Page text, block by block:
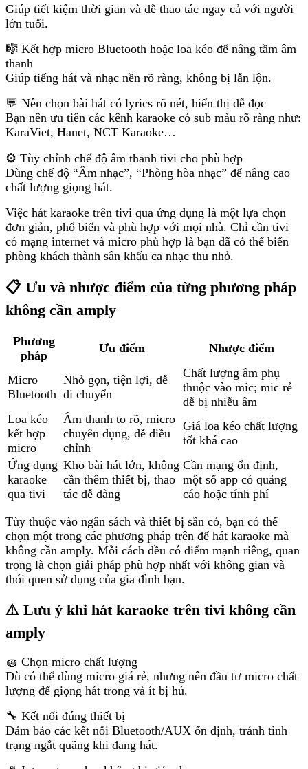
Giúp tiết kiệm thời gian và dễ thao tác ngay cả với người
lớn tuổi.
🎼 Kết hợp micro Bluetooth hoặc loa kéo để nâng tầm âm
thanh
Giúp tiếng hát và nhạc nền rõ ràng, không bị lẫn lộn.
💬 Nên chọn bài hát có lyrics rõ nét, hiển thị dễ đọc
Bạn nên ưu tiên các kênh karaoke có sub màu rõ ràng như:
KaraViet, Hanet, NCT Karaoke…
⚙️ Tùy chỉnh chế độ âm thanh tivi cho phù hợp
Dùng chế độ “Âm nhạc”, “Phòng hòa nhạc” để nâng cao
chất lượng giọng hát.
Việc hát karaoke trên tivi qua ứng dụng là một lựa chọn
đơn giản, phổ biến và phù hợp với mọi nhà. Chỉ cần tivi
có mạng internet và micro phù hợp là bạn đã có thể biến
phòng khách thành sân khấu ca nhạc thu nhỏ.
📋 Ưu và nhược điểm của từng phương pháp
không cần amply
Phương
pháp
Ưu điểm Nhược điểm
Micro
Bluetooth
Nhỏ gọn, tiện lợi, dễ
di chuyển
Chất lượng âm phụ
thuộc vào mic; mic rẻ
dễ bị nhiễu âm
Loa kéo
kết hợp
micro
Âm thanh to rõ, micro
chuyên dụng, dễ điều
chỉnh
Giá loa kéo chất lượng
tốt khá cao
Ứng dụng
karaoke
qua tivi
Kho bài hát lớn, không
cần thêm thiết bị, thao
tác dễ dàng
Cần mạng ổn định,
một số app có quảng
cáo hoặc tính phí
Tùy thuộc vào ngân sách và thiết bị sẵn có, bạn có thể
chọn một trong các phương pháp trên để hát karaoke mà
không cần amply. Mỗi cách đều có điểm mạnh riêng, quan
trọng là chọn giải pháp phù hợp nhất với không gian và
thói quen sử dụng của gia đình bạn.
⚠️ Lưu ý khi hát karaoke trên tivi không cần
amply
🧽 Chọn micro chất lượng
Dù có thể dùng micro giá rẻ, nhưng nên đầu tư micro chất
lượng để giọng hát trong và ít bị hú.
🔧 Kết nối đúng thiết bị
Đảm bảo các kết nối Bluetooth/AUX ổn định, tránh tình
trạng ngắt quãng khi đang hát.